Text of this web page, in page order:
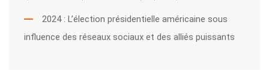
2024 : L’élection présidentielle américaine sous
influence des réseaux sociaux et des alliés puissants